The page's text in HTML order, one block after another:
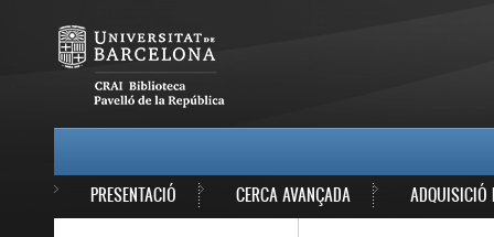
PRESENTACIÓ CERCA AVANÇADA ADQUISICIÓ